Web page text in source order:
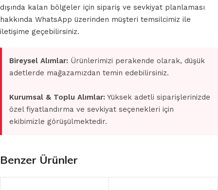
dışında kalan bölgeler için sipariş ve sevkiyat planlaması
hakkında WhatsApp üzerinden müşteri temsilcimiz ile
iletişime geçebilirsiniz.
Bireysel Alımlar: Ürünlerimizi perakende olarak, düşük
adetlerde mağazamızdan temin edebilirsiniz.
Kurumsal & Toplu Alımlar: Yüksek adetli siparişlerinizde
özel fiyatlandırma ve sevkiyat seçenekleri için
ekibimizle görüşülmektedir.
Benzer Ürünler